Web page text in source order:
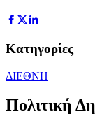
Κατηγορίες
ΔΙΕΘΝΗ
Πολιτική